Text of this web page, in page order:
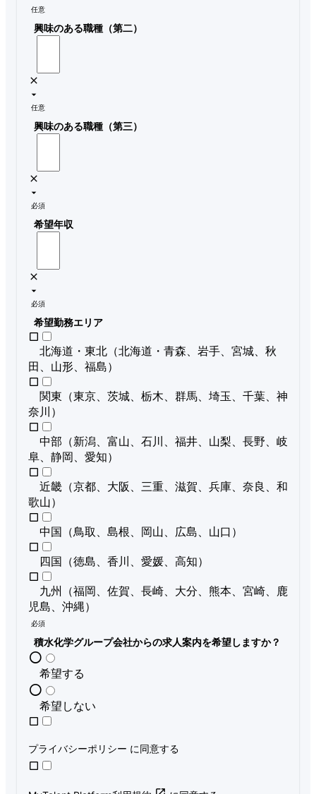
任意
興味のある職種（第二）
任意
興味のある職種（第三）
必須
希望年収
必須
希望勤務エリア
北海道・東北（北海道・青森、岩手、宮城、秋
田、山形、福島）
関東（東京、茨城、栃木、群馬、埼玉、千葉、神
奈川）
中部（新潟、富山、石川、福井、山梨、長野、岐
阜、静岡、愛知）
近畿（京都、大阪、三重、滋賀、兵庫、奈良、和
歌山）
中国（鳥取、島根、岡山、広島、山口）
四国（徳島、香川、愛媛、高知）
九州（福岡、佐賀、長崎、大分、熊本、宮崎、鹿
児島、沖縄）
必須
積水化学グループ会社からの求人案内を希望しますか？
希望する
希望しない
プライバシーポリシー に同意する